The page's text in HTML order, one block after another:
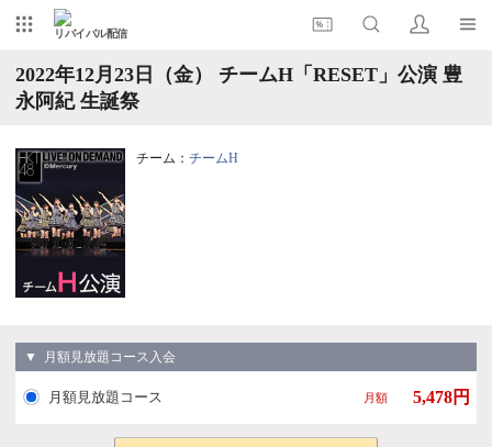
リバイバル配信
2022年12月23日（金） チームH「RESET」公演 豊
永阿紀 生誕祭
チーム： チームH
▼ 月額見放題コース入会
月額見放題コース 月額 5,478円